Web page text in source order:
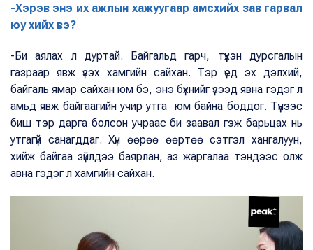
-Хэрэв энэ их ажлын хажуугаар амсхийх зав гарвал
юу хийх вэ?
-Би аялах л дуртай. Байгальд гарч, түүхэн дурсгалын
газраар явж үзэх хамгийн сайхан. Тэр үед эх дэлхий,
байгаль ямар сайхан юм бэ, энэ бүхнийг үзээд явна гэдэг л
амьд явж байгаагийн учир утга юм байна боддог. Түүнээс
биш тэр дарга болсон учраас би заавал гэж барьцах нь
утгагүй санагддаг. Хүн өөрөө өөртөө сэтгэл хангалуун,
хийж байгаа зүйлдээ баярлан, аз жаргалаа тэндээс олж
авна гэдэг л хамгийн сайхан.